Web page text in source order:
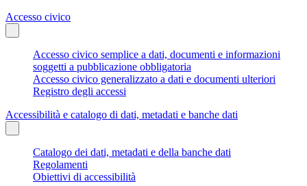
Accesso civico
Accesso civico semplice a dati, documenti e informazioni
soggetti a pubblicazione obbligatoria
Accesso civico generalizzato a dati e documenti ulteriori
Registro degli accessi
Accessibilità e catalogo di dati, metadati e banche dati
Catalogo dei dati, metadati e della banche dati
Regolamenti
Obiettivi di accessibilità